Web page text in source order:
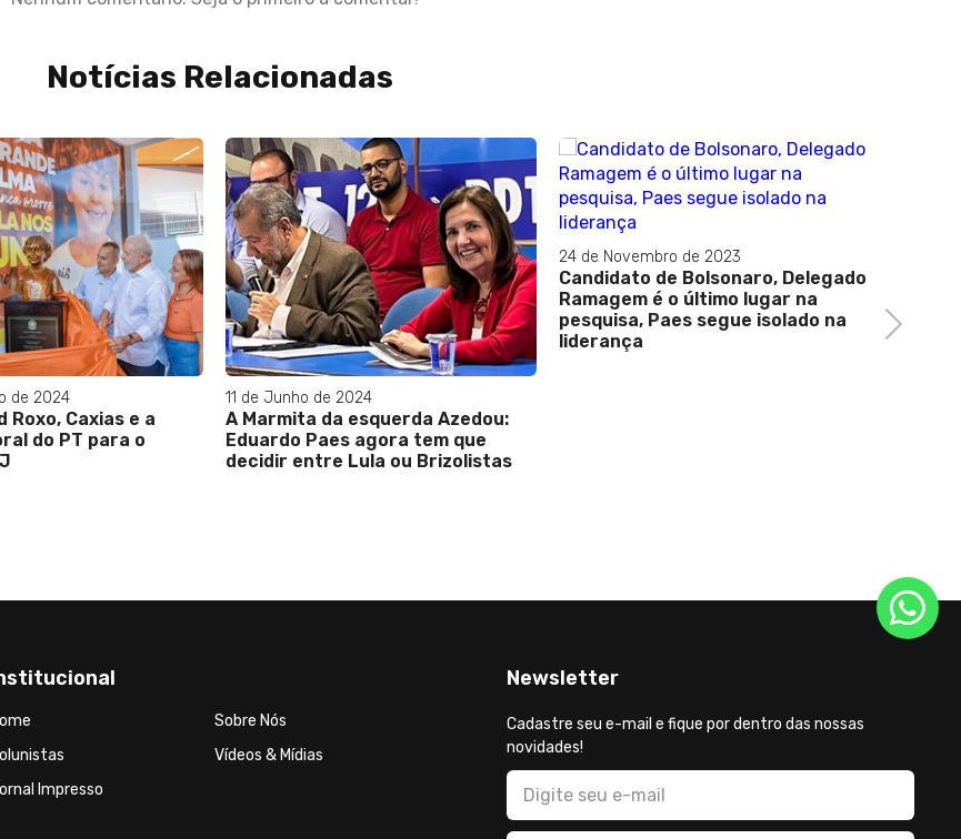
Notícias Relacionadas
de 2024
Roxo, Caxias e a
do PT para o
11 de Junho de 2024
A Marmita da esquerda Azedou:
Eduardo Paes agora tem que
decidir entre Lula ou Brizolistas
24 de Novembro de 2023
Candidato de Bolsonaro, Delegado
Ramagem é o último lugar na
pesquisa, Paes segue isolado na
liderança
Next
Sobre Nós
Vídeos & Mídias
Impresso
Newsletter
Cadastre seu e-mail e fique por dentro das nossas
novidades!